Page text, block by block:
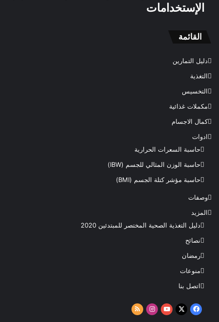
الإستخدامات
القائمة
دليل التمارين
التغذية
التخسيس
مكملات غذائية
كمال الاجسام
ادوات
حاسبة السعرات الحرارية
حاسبة الوزن المثالي للجسم (IBW)
حاسبة مؤشر كتلة الجسم (BMI)
وصفات
المزيد
دليل التغذية الصحية المختصر للمبتدئين 2020​
نصائح
رمضان
منوعات
اتصل بنا
فيسبوك
‫X
‫YouTubeانستقرامملخص